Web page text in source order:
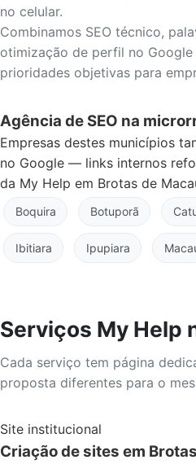
no celular.
Combinamos SEO técnico,
otimização de perfil no
prioridades objetivas para
Agência de SEO na
Empresas destes municípios
no Google — links internos
da My Help em Brotas de
Boquira Botuporã
Ibitiara Ipupiara
Serviços My Help
Cada serviço tem página
proposta diferentes para o
Site institucional
Criação de sites em